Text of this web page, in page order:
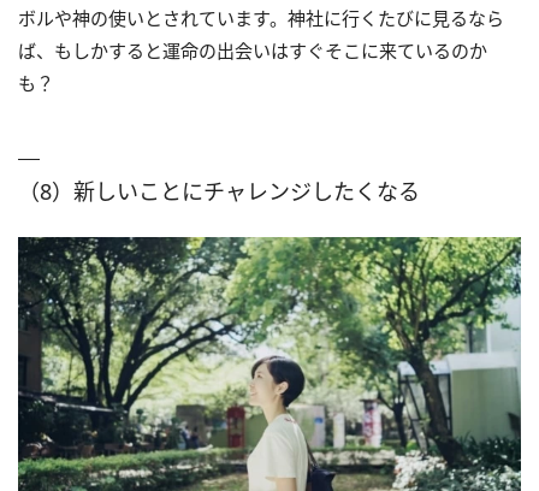
ボルや神の使いとされています。神社に行くたびに見るなら
ば、もしかすると運命の出会いはすぐそこに来ているのか
も？
（8）新しいことにチャレンジしたくなる